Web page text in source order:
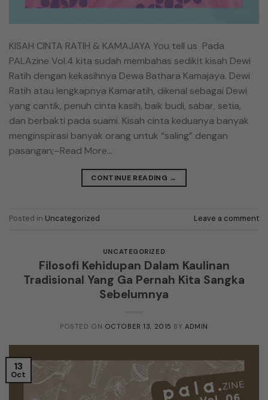
KISAH CINTA RATIH & KAMAJAYA You tell us Pada
PALAzine Vol.4 kita sudah membahas sedikit kisah Dewi
Ratih dengan kekasihnya Dewa Bathara Kamajaya. Dewi
Ratih atau lengkapnya Kamaratih, dikenal sebagai Dewi
yang cantik, penuh cinta kasih, baik budi, sabar, setia,
dan berbakti pada suami. Kisah cinta keduanya banyak
menginspirasi banyak orang untuk “saling” dengan
pasangan;–Read More…
CONTINUE READING →
Posted in Uncategorized Leave a comment
UNCATEGORIZED
Filosofi Kehidupan Dalam Kaulinan
Tradisional Yang Ga Pernah Kita Sangka
Sebelumnya
POSTED ON OCTOBER 13, 2015 BY ADMIN
13
Oct